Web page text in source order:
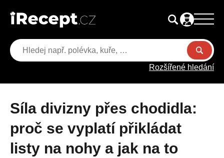
Rozšířené hledání
Síla divizny přes chodidla:
proč se vyplatí přikládat
listy na nohy a jak na to